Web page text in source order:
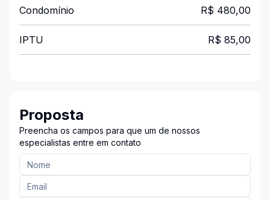
Condomínio R$ 480,00
IPTU R$ 85,00
Proposta
Preencha os campos para que um de nossos
especialistas entre em contato